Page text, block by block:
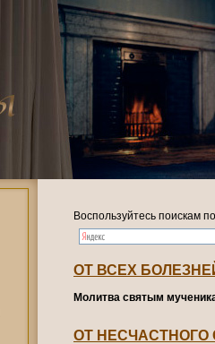
Воспользуйтесь поискам
ОТ ВСЕХ
Молитва святым
ОТ НЕСЧАСТНОГО